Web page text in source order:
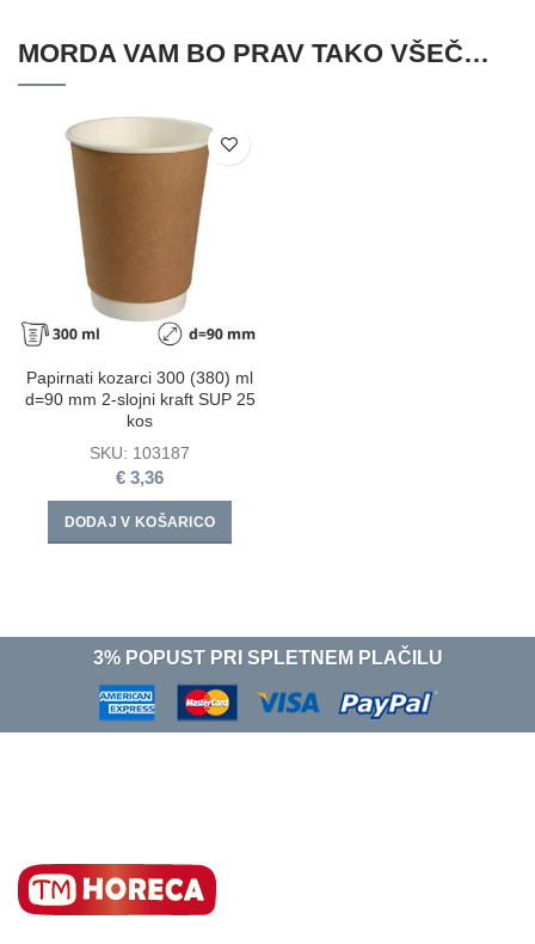
MORDA VAM BO PRAV TAKO VŠEČ…
Papirnati kozarci 300 (380) ml
d=90 mm 2-slojni kraft SUP 25
kos
SKU: 103187
€ 3,36
DODAJ V KOŠARICO
3% POPUST PRI SPLETNEM PLAČILU